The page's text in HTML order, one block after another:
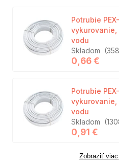
Potrubie
vodu
Skladom
0,66 €
Potrubie
vodu
Skladom
0,91 €
Zobraziť